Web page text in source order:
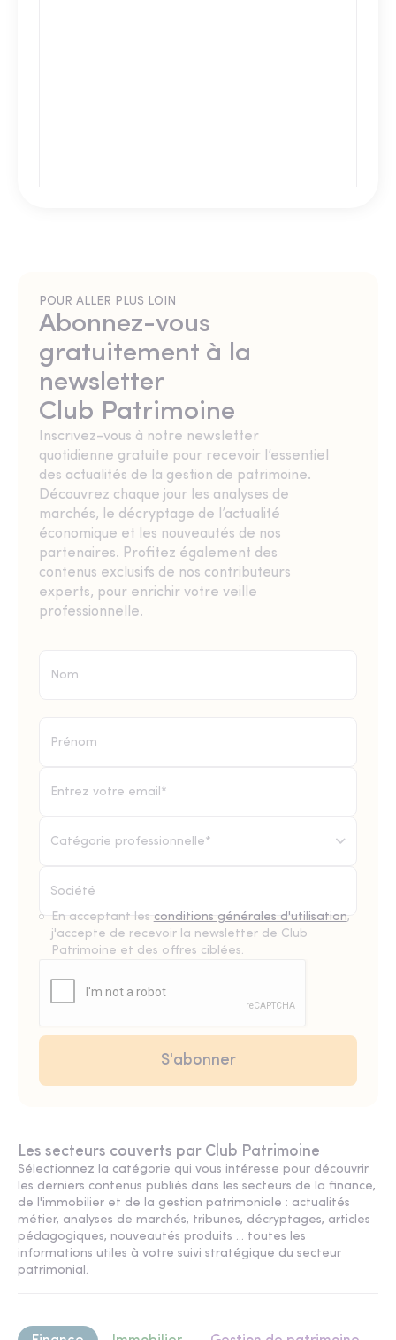
POUR ALLER PLUS LOIN
Abonnez-vous
gratuitement à la
newsletter
Club Patrimoine
Inscrivez-vous à notre newsletter
quotidienne gratuite pour recevoir l’essentiel
des actualités de la gestion de patrimoine.
Découvrez chaque jour les analyses de
marchés, le décryptage de l’actualité
économique et les nouveautés de nos
partenaires. Profitez également des
contenus exclusifs de nos contributeurs
experts, pour enrichir votre veille
professionnelle.
Catégorie professionnelle*
En acceptant les conditions générales d'utilisation,
j'accepte de recevoir la newsletter de Club
Patrimoine et des offres ciblées.
Les secteurs couverts par Club Patrimoine
Sélectionnez la catégorie qui vous intéresse pour découvrir
les derniers contenus publiés dans les secteurs de la finance,
de l'immobilier et de la gestion patrimoniale : actualités
métier, analyses de marchés, tribunes, décryptages, articles
pédagogiques, nouveautés produits ... toutes les
informations utiles à votre suivi stratégique du secteur
patrimonial.